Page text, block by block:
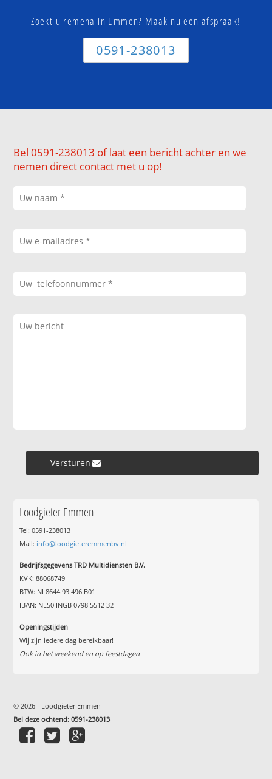
Zoekt u remeha in Emmen? Maak nu een afspraak!
0591-238013
Bel 0591-238013 of laat een bericht achter en we
nemen direct contact met u op!
Versturen »
Loodgieter Emmen
Tel: 0591-238013
Mail: info@loodgieteremmenbv.nl
Bedrijfsgegevens TRD Multidiensten B.V.
KVK: 88068749
BTW: NL8644.93.496.B01
IBAN: NL50 INGB 0798 5512 32
Openingstijden
Wij zijn iedere dag bereikbaar!
Ook in het weekend en op feestdagen
© 2026 - Loodgieter Emmen
Bel deze ochtend:0591-238013